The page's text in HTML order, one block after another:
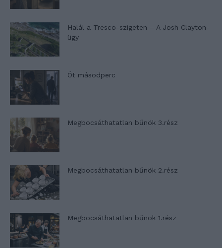
Halál a Tresco-szigeten – A Josh Clayton-
ügy
Öt másodperc
Megbocsáthatatlan bűnök 3.rész
Megbocsáthatatlan bűnök 2.rész
Megbocsáthatatlan bűnök 1.rész